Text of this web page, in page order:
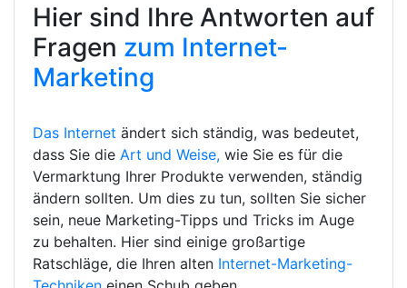
Hier sind Ihre Antworten auf
Fragen zum Internet-
Marketing
Das Internet ändert sich ständig, was bedeutet,
dass Sie die Art und Weise, wie Sie es für die
Vermarktung Ihrer Produkte verwenden, ständig
ändern sollten. Um dies zu tun, sollten Sie sicher
sein, neue Marketing-Tipps und Tricks im Auge
zu behalten. Hier sind einige großartige
Ratschläge, die Ihren alten Internet-Marketing-